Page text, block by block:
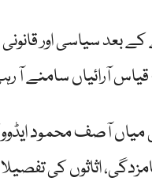
بعد سیاسی اور
آرائیاں سامنے آ
آصف محمود
اثاثوں کی